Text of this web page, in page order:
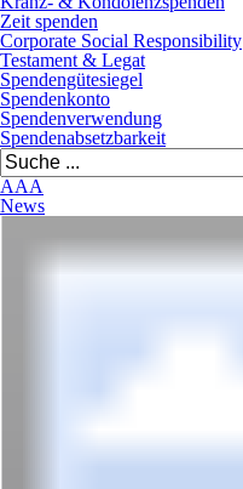
Zeit spenden
Corporate Social Responsibility
Testament & Legat
Spendengütesiegel
Spendenkonto
Spendenverwendung
Spendenabsetzbarkeit
AAA
News